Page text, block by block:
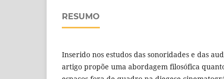
RESUMO
Inserido nos estudos das sonoridades e das
artigo propõe uma abordagem filosófica